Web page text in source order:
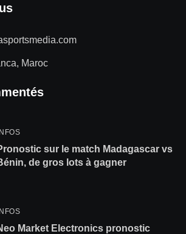
Maroc
sur le match Madagascar vs
de gros lots à gagner
Market Electronics pronostic